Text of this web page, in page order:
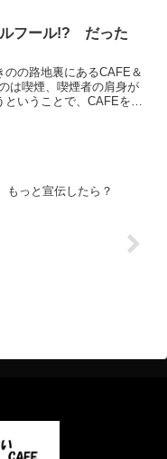
フール!? だった
の路地裏にあるCAFE＆
は喫煙、喫煙者の肩身が
いうことで、CAFEを名
もっと宣伝したら？